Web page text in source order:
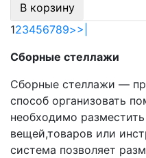
В корзину
123456789>>|
Сборные стеллажи
Сборные стеллажи —
способ организовать
необходимо
вещей,товаров или
система позволяет